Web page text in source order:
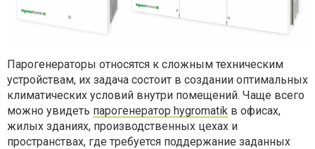
Парогенераторы относятся к сложным техническим
устройствам, их задача состоит в создании оптимальных
климатических условий внутри помещений. Чаще всего
можно увидеть парогенератор hygromatik в офисах,
жилых зданиях, производственных цехах и
пространствах, где требуется поддержание заданных